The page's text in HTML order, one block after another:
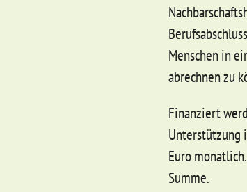
Menschen in
abrechnen zu
Finanziert
Unterstützung
Euro
Summe.